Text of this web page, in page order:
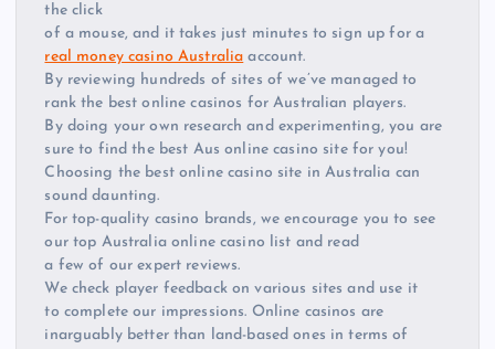
the click
of a mouse, and it takes just minutes to sign up for a
real money casino Australia account.
By reviewing hundreds of sites of we’ve managed to
rank the best online casinos for Australian players.
By doing your own research and experimenting, you are
sure to find the best Aus online casino site for you!
Choosing the best online casino site in Australia can
sound daunting.
For top-quality casino brands, we encourage you to see
our top Australia online casino list and read
a few of our expert reviews.
We check player feedback on various sites and use it
to complete our impressions. Online casinos are
inarguably better than land-based ones in terms of